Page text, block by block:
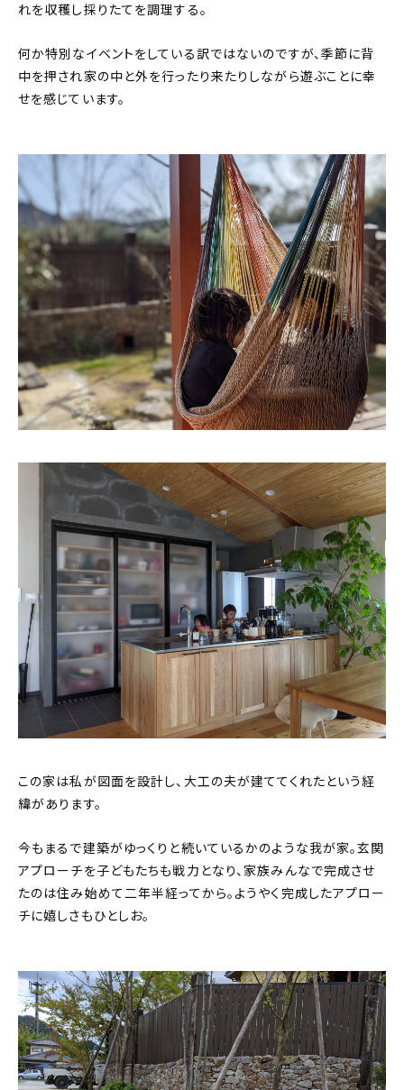
れを収穫し採りたてを調理する。
何か特別なイベントをしている訳ではないのですが、季節に背
中を押され家の中と外を行ったり来たりしながら遊ぶことに幸
せを感じています。
この家は私が図面を設計し、大工の夫が建ててくれたという経
緯があります。
今もまるで建築がゆっくりと続いているかのような我が家。玄関
アプローチを子どもたちも戦力となり、家族みんなで完成させ
たのは住み始めて二年半経ってから。ようやく完成したアプロー
チに嬉しさもひとしお。